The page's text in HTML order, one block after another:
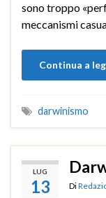
sono troppo
meccanismi
Continua a
darwinismo
LUG
13 Di